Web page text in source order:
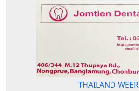
THAILAND WEER